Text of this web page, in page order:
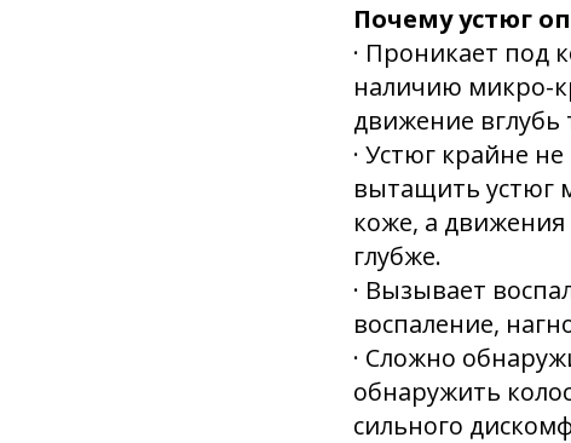
Почему устюг
· Проникает под
наличию микро-
движение
· Устюг крайне
вытащить устюг
коже, а движения
глубже.
· Вызывает
воспаление,
· Сложно
обнаружить
сильного